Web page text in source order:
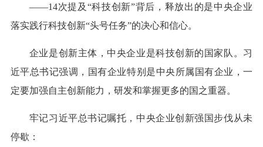
——14次提及“科技创新”背后，释放出的是中央企业
落实践行科技创新“头号任务”的决心和信心。
企业是创新主体，中央企业是科技创新的国家队。习
近平总书记强调，国有企业特别是中央所属国有企业，一
定要加强自主创新能力，研发和掌握更多的国之重器。
牢记习近平总书记嘱托，中央企业创新强国步伐从未
停歇：